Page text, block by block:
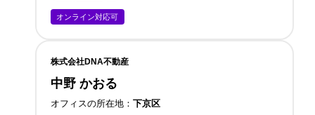
オンライン対応可
株式会社DNA不動産
中野 かおる
オフィスの所在地 下京区